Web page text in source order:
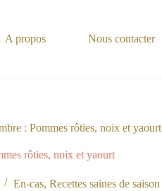
A propos Nous contacter
: Pommes rôties, noix et yaourt
rôties, noix et yaourt
En-cas, Recettes saines de saison